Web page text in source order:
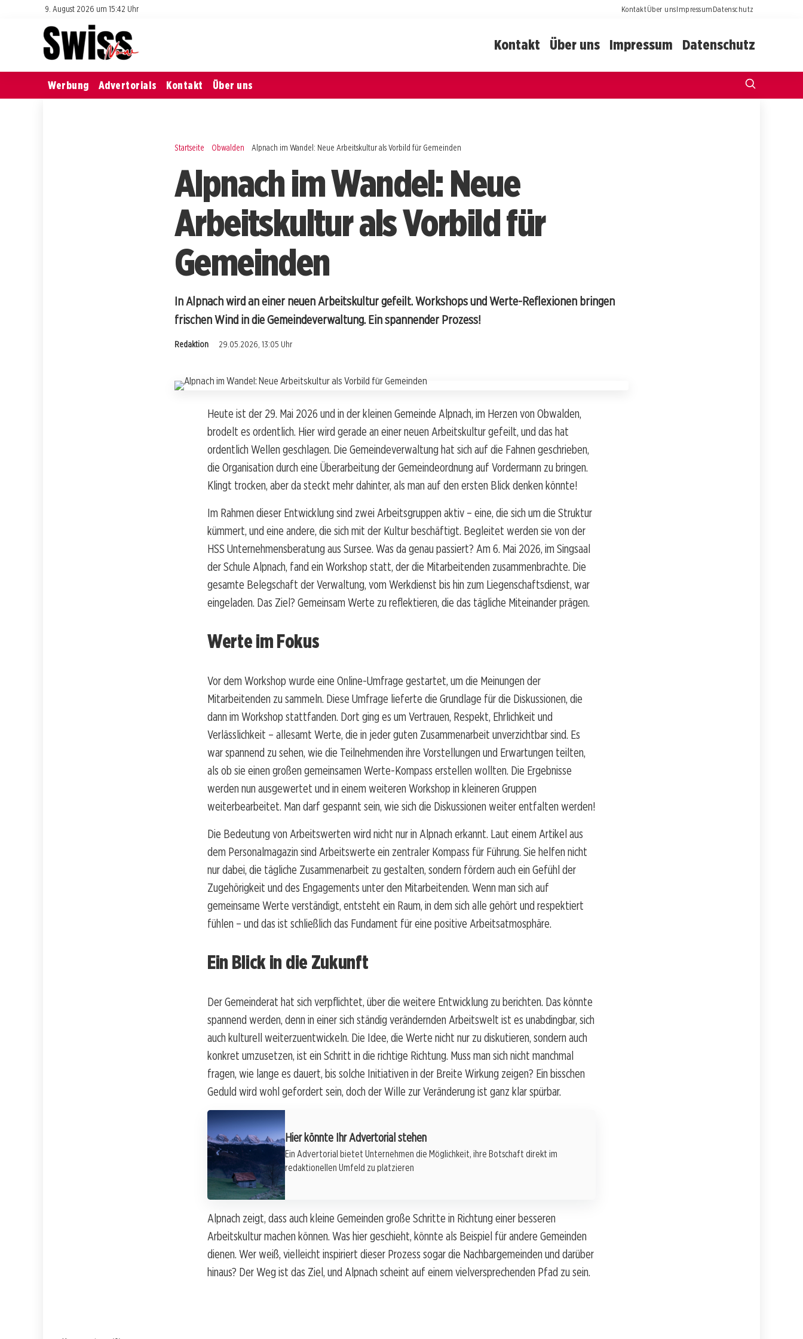
9. August 2026 um 15:42 Uhr KontaktÜber unsImpressumDatenschutz
Kontakt Über uns Impressum Datenschutz
Werbung Advertorials Kontakt Über uns
Startseite Obwalden Alpnach im Wandel: Neue Arbeitskultur als Vorbild für Gemeinden
Alpnach im Wandel: Neue
Arbeitskultur als Vorbild für
Gemeinden
In Alpnach wird an einer neuen Arbeitskultur gefeilt. Workshops und Werte-Reflexionen bringen
frischen Wind in die Gemeindeverwaltung. Ein spannender Prozess!
Redaktion 29.05.2026, 13:05 Uhr
Heute ist der 29. Mai 2026 und in der kleinen Gemeinde Alpnach, im Herzen von Obwalden,
brodelt es ordentlich. Hier wird gerade an einer neuen Arbeitskultur gefeilt, und das hat
ordentlich Wellen geschlagen. Die Gemeindeverwaltung hat sich auf die Fahnen geschrieben,
die Organisation durch eine Überarbeitung der Gemeindeordnung auf Vordermann zu bringen.
Klingt trocken, aber da steckt mehr dahinter, als man auf den ersten Blick denken könnte!
Im Rahmen dieser Entwicklung sind zwei Arbeitsgruppen aktiv – eine, die sich um die Struktur
kümmert, und eine andere, die sich mit der Kultur beschäftigt. Begleitet werden sie von der
HSS Unternehmensberatung aus Sursee. Was da genau passiert? Am 6. Mai 2026, im Singsaal
der Schule Alpnach, fand ein Workshop statt, der die Mitarbeitenden zusammenbrachte. Die
gesamte Belegschaft der Verwaltung, vom Werkdienst bis hin zum Liegenschaftsdienst, war
eingeladen. Das Ziel? Gemeinsam Werte zu reflektieren, die das tägliche Miteinander prägen.
Werte im Fokus
Vor dem Workshop wurde eine Online-Umfrage gestartet, um die Meinungen der
Mitarbeitenden zu sammeln. Diese Umfrage lieferte die Grundlage für die Diskussionen, die
dann im Workshop stattfanden. Dort ging es um Vertrauen, Respekt, Ehrlichkeit und
Verlässlichkeit – allesamt Werte, die in jeder guten Zusammenarbeit unverzichtbar sind. Es
war spannend zu sehen, wie die Teilnehmenden ihre Vorstellungen und Erwartungen teilten,
als ob sie einen großen gemeinsamen Werte-Kompass erstellen wollten. Die Ergebnisse
werden nun ausgewertet und in einem weiteren Workshop in kleineren Gruppen
weiterbearbeitet. Man darf gespannt sein, wie sich die Diskussionen weiter entfalten werden!
Die Bedeutung von Arbeitswerten wird nicht nur in Alpnach erkannt. Laut einem Artikel aus
dem Personalmagazin sind Arbeitswerte ein zentraler Kompass für Führung. Sie helfen nicht
nur dabei, die tägliche Zusammenarbeit zu gestalten, sondern fördern auch ein Gefühl der
Zugehörigkeit und des Engagements unter den Mitarbeitenden. Wenn man sich auf
gemeinsame Werte verständigt, entsteht ein Raum, in dem sich alle gehört und respektiert
fühlen – und das ist schließlich das Fundament für eine positive Arbeitsatmosphäre.
Ein Blick in die Zukunft
Der Gemeinderat hat sich verpflichtet, über die weitere Entwicklung zu berichten. Das könnte
spannend werden, denn in einer sich ständig verändernden Arbeitswelt ist es unabdingbar, sich
auch kulturell weiterzuentwickeln. Die Idee, die Werte nicht nur zu diskutieren, sondern auch
konkret umzusetzen, ist ein Schritt in die richtige Richtung. Muss man sich nicht manchmal
fragen, wie lange es dauert, bis solche Initiativen in der Breite Wirkung zeigen? Ein bisschen
Geduld wird wohl gefordert sein, doch der Wille zur Veränderung ist ganz klar spürbar.
Hier könnte Ihr Advertorial stehen
Ein Advertorial bietet Unternehmen die Möglichkeit, ihre Botschaft direkt im
redaktionellen Umfeld zu platzieren
Alpnach zeigt, dass auch kleine Gemeinden große Schritte in Richtung einer besseren
Arbeitskultur machen können. Was hier geschieht, könnte als Beispiel für andere Gemeinden
dienen. Wer weiß, vielleicht inspiriert dieser Prozess sogar die Nachbargemeinden und darüber
hinaus? Der Weg ist das Ziel, und Alpnach scheint auf einem vielversprechenden Pfad zu sein.